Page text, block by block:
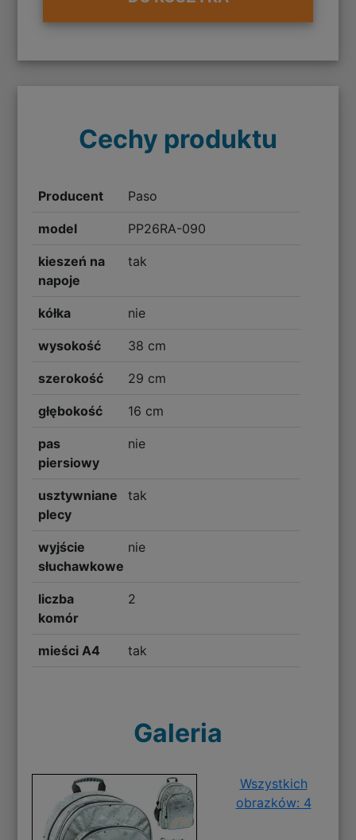
Cechy produktu
Producent Paso
model PP26RA-090
kieszeń na
napoje
tak
kółka nie
wysokość 38 cm
szerokość 29 cm
głębokość 16 cm
pas
piersiowy
nie
usztywniane
plecy
tak
wyjście
słuchawkowe
nie
liczba
komór
2
mieści A4 tak
Galeria
Wszystkich
obrazków: 4